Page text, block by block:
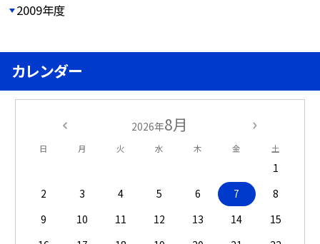
2009年度
カレンダー
2026年8月
日 月 火 水 木 金 土
1
2
3 4 5 6 7
8
9
10 11 12 13 14
15